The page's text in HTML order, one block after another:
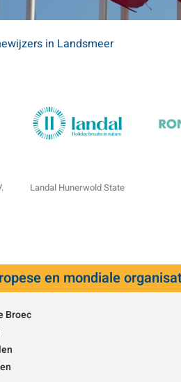
in Landsmeer
Landal Hunerwold State
en mondiale
Broec